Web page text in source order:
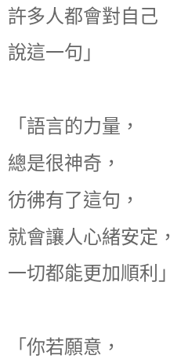
許多人都會對自己
說這一句」
「語言的力量，
總是很神奇，
彷彿有了這句，
就會讓人心緒安定，
一切都能更加順利」
「你若願意，